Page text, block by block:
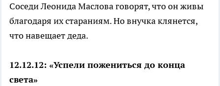
Соседи Леонида Маслова говорят, что он живы
благодаря их стараниям. Но внучка клянется,
что навещает деда.
12.12.12: «Успели пожениться до конца
света»